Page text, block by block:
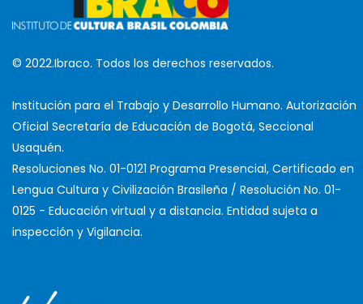
© 2022.Ibraco. Todos los derechos reservados.
Institución para el Trabajo y Desarrollo Humano. Autorización
Oficial Secretaría de Educación de Bogotá, Seccional
Usaquén.
Resoluciones No. 01-0121 Programa Presencial, Certificado en
Lengua Cultura y Civilización Brasileña / Resolución No. 01-
0125 - Educación virtual y a distancia. Entidad sujeta a
inspección y Vigilancia.